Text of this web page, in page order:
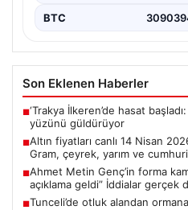
BTC
Son Eklenen Haberler
■‘Trakya İlkeren’de hasat
yüzünü güldürüyor
■Altın fiyatları canlı 14 Nisan
Gram, çeyrek, yarım ve
■Ahmet Metin Genç’in forma
açıklama geldi” İddialar gerçek
■Tunceli’de otluk alandan